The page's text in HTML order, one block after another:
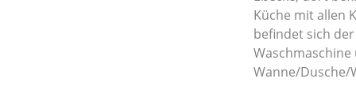
Küche mit allen
befindet sich
Wanne/Dusche/